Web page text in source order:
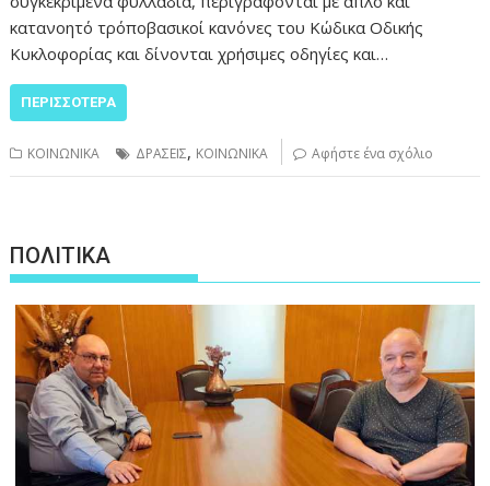
κατανοητό τρόποβασικοί κανόνες του Κώδικα Οδικής
Κυκλοφορίας και δίνονται χρήσιμες οδηγίες και…
ΠΕΡΙΣΣΌΤΕΡΑ
ΚΟΙΝΩΝΙΚΑ ΔΡΑΣΕΙΣ, ΚΟΙΝΩΝΙΚΑ Αφήστε ένα σχόλιο
ΠΟΛΙΤΙΚΑ